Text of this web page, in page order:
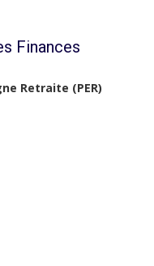
Finances
Retraite (PER)